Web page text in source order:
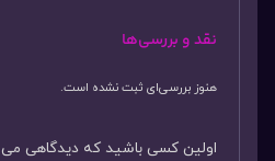
نقد و بررسی‌ها
هنوز بررسی‌ای ثبت نشده است.
اولین کسی باشید که دیدگاهی